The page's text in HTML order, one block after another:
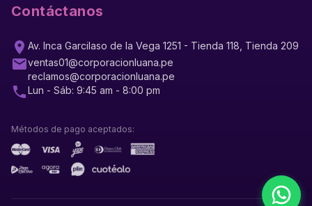
Contáctanos
Av. Inca Garcilaso de la Vega 1251 - Tienda 118, Tienda 209
ventas01@corporacionluana.pe
reclamos@corporacionluana.pe
Lun - Sáb: 9:45 am - 8:00 pm
Métodos de pago aceptados: